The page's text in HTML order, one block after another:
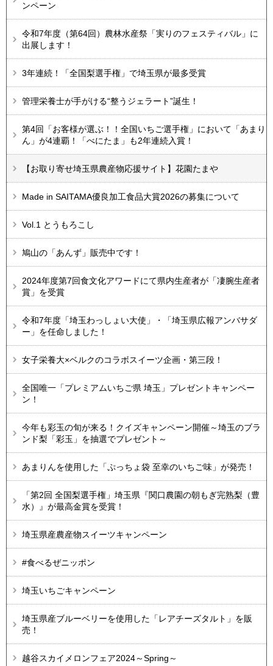
ンペーン
令和7年度（第64回）農林水産祭「実りのフェスティバル」に
出展します！
3年連続！「全国梨選手権」で埼玉県が最多受賞
管理栄養士が手がける“整うジェラート”誕生！
第4回「お客様が選ぶ！！全国いちご選手権」において「あまり
ん」が4連覇！「べにたま」も2年連続入賞！
【お取り寄せ埼玉県農産物応援サイト】花園たまや
Made in SAITAMA優良加工食品大賞2026の募集について
Vol.1 とうもろこし
鳩山の「あんず」販売中です！
2024年度第7回食文化アワードにて県内生産者が「凄腕生産者
賞」を受賞
令和7年度「埼玉わっしょい大使」・「埼玉県広報アンバサダ
ー」を任命しました！
女子栄養大×ベルクのコラボスイーツ企画・第三段！
全国唯一「プレミアムいちご県 埼玉」プレゼントキャンペー
ン！
今年も彩玉の旬が来る！クイズキャンペーン開催～埼玉のブラ
ンド梨「彩玉」を抽選でプレゼント～
あまりんを使用した「ぷっちょ袋 至幸のいちご味」が発売！
「第2回 全国梨選手権」埼玉県『関口農園の朝もぎ完熟梨（豊
水）』が最高金賞を受賞！
埼玉県産農産物スイーツキャンペーン
#食べるぜニッポン
埼玉いちごキャンペーン
埼玉県産ブルーベリーを使用した「レアチーズタルト」を販
売！​​​​​​
越谷スカイメロンフェア2024～Spring～